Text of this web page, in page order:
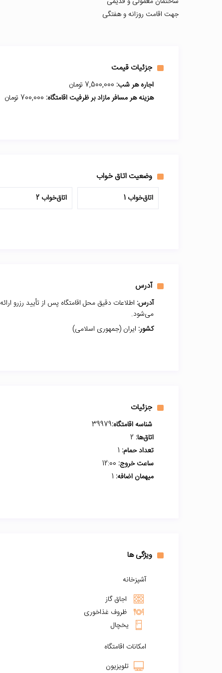
جهت اقامت روزانه و هفتگی
جزئیات قیمت
اجاره هر شب:
هزینه هر مسافر مازاد بر ظرفیت اقامتگاه:
وضعیت اتاق خواب
اتاق‌خواب 1 اتاق‌خواب 2
آدرس
آدرس: اطلاعات دقیق محل اقامتگاه پس از تأیید رزرو ارائه
می‌شود.
کشور: ایران (جمهوری اسلامی)
جزئیات
شناسه اقامتگاه:39979
اتاق‌ها:
تعداد حمام:
ساعت خروج:
میهمان اضافه:
ویژگی ها
آشپزخانه
اجاق گاز
ظروف غذاخوری
یخچال
امکانات اقامتگاه
تلویزیون